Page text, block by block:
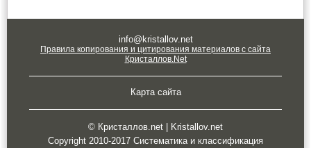
info@kristallov.net
Правила копирования и цитирования материалов с сайта
Кристаллов.Net
Карта сайта
© Кристаллов.net | Kristallov.net
Copyright 2010-2017 Систематика и классификация